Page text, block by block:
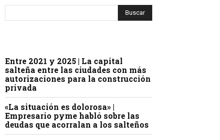
Entre 2021 y 2025 | La capital
salteña entre las ciudades con más
autorizaciones para la construcción
privada
«La situación es dolorosa» |
Empresario pyme habló sobre las
deudas que acorralan a los salteños